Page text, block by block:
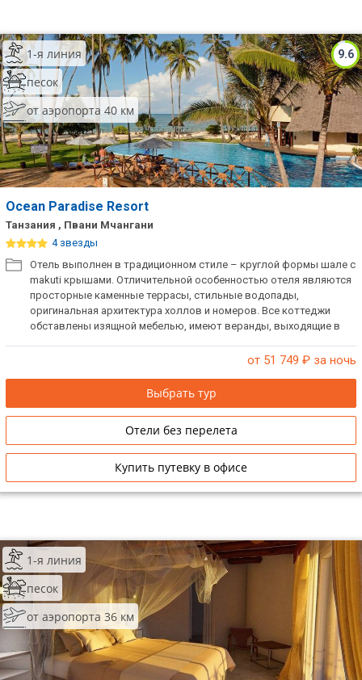
9.6
1-я линия
песок
от аэропорта 40 км
Ocean Paradise Resort
Танзания , Пвани Мчангани
4 звезды
Отель выполнен в традиционном стиле – круглой формы шале с
makuti крышами. Отличительной особенностью отеля являются
просторные каменные террасы, стильные водопады,
оригинальная архитектура холлов и номеров. Все коттеджи
обставлены изящной мебелью, имеют веранды, выходящие в
от 51 749 ₽ за ночь
Выбрать тур
Отели без перелета
Купить путевку в офисе
1-я линия
песок
от аэропорта 36 км